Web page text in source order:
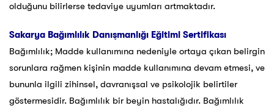
olduğunu bilirlerse tedaviye uyumları artmaktadır.
Sakarya Bağımlılık Danışmanlığı Eğitimi Sertifikası
Bağımlılık; Madde kullanımına nedeniyle ortaya çıkan belirgin
sorunlara rağmen kişinin madde kullanımına devam etmesi, ve
bununla ilgili zihinsel, davranışsal ve psikolojik belirtiler
göstermesidir. Bağımlılık bir beyin hastalığıdır. Bağımlılık